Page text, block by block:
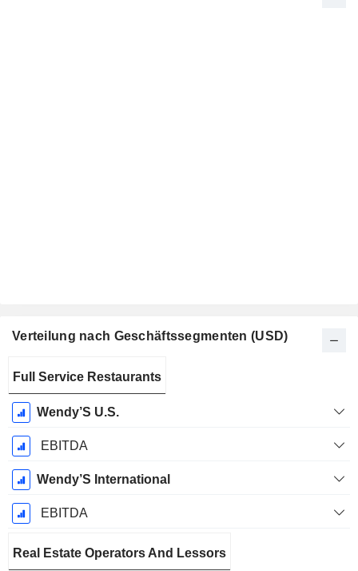
Verteilung nach Geschäftssegmenten (USD)
Geschäftsjahres:
Dezember
Full Service Restaurants
Wendy’S U.S.
EBITDA
Wendy’S International
EBITDA
Real Estate Operators And Lessors